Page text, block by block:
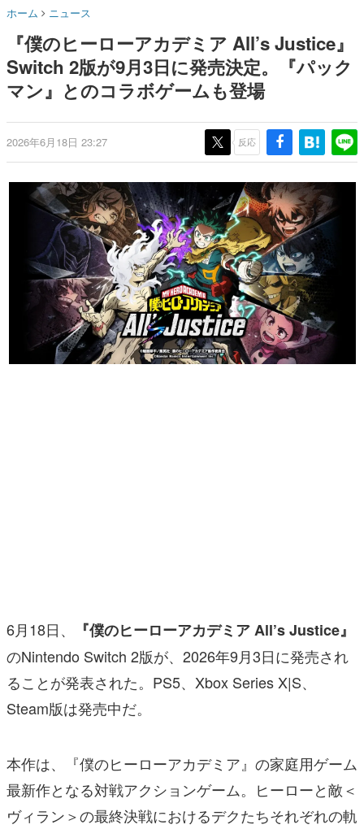
ゲームに多大な影響を受けた作家さんに取材し、ゲームが
日本のコンテンツ産業やカルチャーに与えた影響を探る企
画です。
日本モバイルゲーム産業史
日本のモバイルゲーム史における主要なトピック・タイト
ルを網羅するほか、開発者へのインタビューや識者による
若ゲのいたり〜ゲームクリエイターの青春〜
『うつヌケ』『ペンと箸』等で知られるマンガ家・田中圭
一先生によるゲーム業界レポートマンガです。
なんでゲームは面白い？
ゲーム開発者・hamatsu氏がゲームの魅力を画面や操作の
具体的な形から解き明かしていく、硬派で骨太な評論連載
です。
ゲームが変えた日本語
「経験値」「裏技」「ラスボス」… ゲームにまつわる言葉
の起源や用法の変遷を、コンピューター文化史研究家・タ
イニーP氏が徹底調査。
カテゴリ
て
ホーム ニュース
『僕のヒーローアカデミア All’s Justice』
Switch 2版が9月3日に発売決定。『パック
マン』とのコラボゲームも登場
2026年6月18日 23:27 反応
6月18日、
『僕のヒーローアカデミア All’s Justice』
のNintendo Switch 2版が、2026年9月3日に発売され
ることが発表された。PS5、Xbox Series X|S、
Steam版は発売中だ。
本作は、『僕のヒーローアカデミア』の家庭用ゲーム
最新作となる対戦アクションゲーム。ヒーローと敵＜
ヴィラン＞の最終決戦におけるデクたちそれぞれの軌